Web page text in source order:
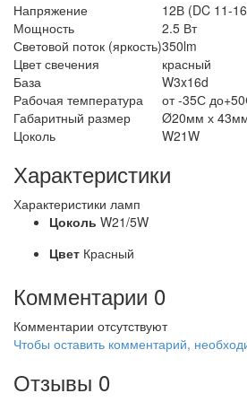
Напряжение
12В (DC 11-
Мощность
2.5 Вт
Световой поток (яркость)350lm
Цвет свечения
красный
База
W3x16d
Рабочая температура
от -35С
Габаритный размер
Ø20мм х
Цоколь
W21W
Характеристики
Характеристики ламп
Цоколь W21/5W
Цвет Красный
Комментарии 0
Комментарии отсутствуют
Чтобы оставить комментарий,
Отзывы 0